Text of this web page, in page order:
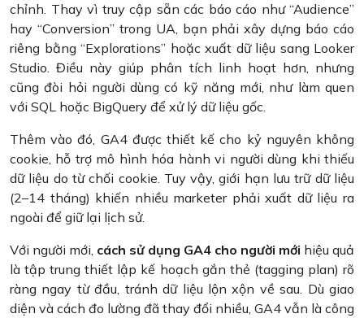
chỉnh. Thay vì truy cập sẵn các báo cáo như “Audience”
hay “Conversion” trong UA, bạn phải xây dựng báo cáo
riêng bằng “Explorations” hoặc xuất dữ liệu sang Looker
Studio. Điều này giúp phân tích linh hoạt hơn, nhưng
cũng đòi hỏi người dùng có kỹ năng mới, như làm quen
với SQL hoặc BigQuery để xử lý dữ liệu gốc.
Thêm vào đó, GA4 được thiết kế cho kỷ nguyên không
cookie, hỗ trợ mô hình hóa hành vi người dùng khi thiếu
dữ liệu do từ chối cookie. Tuy vậy, giới hạn lưu trữ dữ liệu
(2–14 tháng) khiến nhiều marketer phải xuất dữ liệu ra
ngoài để giữ lại lịch sử.
Với người mới, cách sử dụng GA4 cho người mới hiệu quả
là tập trung thiết lập kế hoạch gắn thẻ (tagging plan) rõ
ràng ngay từ đầu, tránh dữ liệu lộn xộn về sau. Dù giao
diện và cách đo lường đã thay đổi nhiều, GA4 vẫn là công